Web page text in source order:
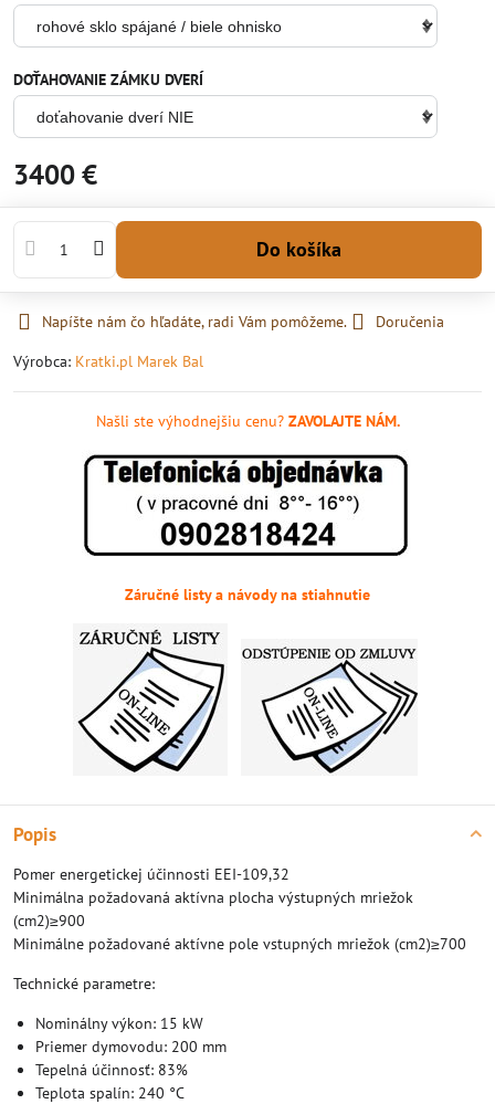
DOŤAHOVANIE ZÁMKU DVERÍ
3400 €
Do košíka
Napíšte nám čo hľadáte, radi Vám pomôžeme.
Doručenia
Výrobca: Kratki.pl Marek Bal
Našli ste výhodnejšiu cenu?ZAVOLAJTE NÁM.
Záručné listy a návody na stiahnutie
Popis
Pomer energetickej účinnosti EEI-109,32
Minimálna požadovaná aktívna plocha výstupných mriežok
(cm2)≥900
Minimálne požadované aktívne pole vstupných mriežok (cm2)≥700
Technické parametre:
Nominálny výkon: 15 kW
Priemer dymovodu: 200 mm
Tepelná účinnosť: 83%
Teplota spalín: 240 °C